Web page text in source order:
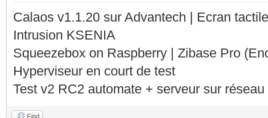
Calaos v1.1.20 sur Advantech | Ecran
Intrusion KSENIA
Squeezebox on Raspberry | Zibase Pro
Hyperviseur en court de test
Test v2 RC2 automate + serveur sur
Find